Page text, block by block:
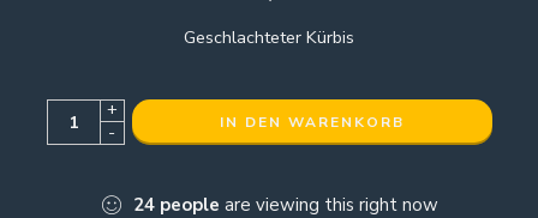
Geschlachteter Kürbis
+
-
IN DEN WARENKORB
24 people are viewing this right now